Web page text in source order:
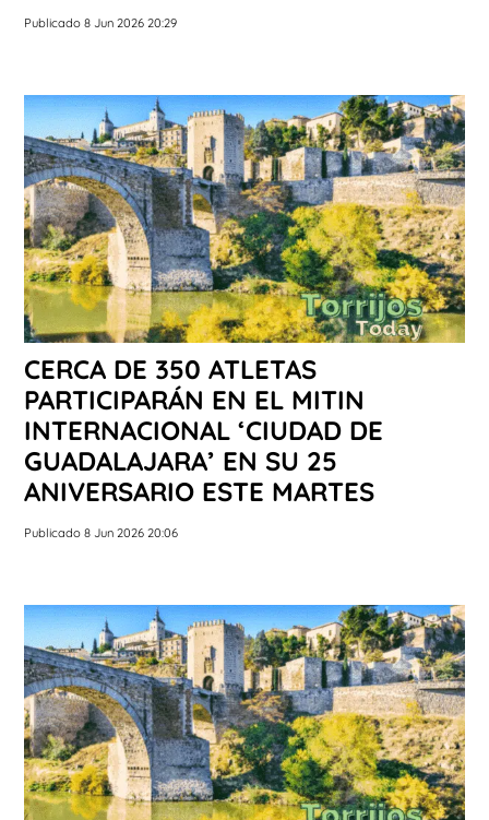
Publicado 8 Jun 2026 20:29
CERCA DE 350 ATLETAS
PARTICIPARÁN EN EL MITIN
INTERNACIONAL ‘CIUDAD DE
GUADALAJARA’ EN SU 25
ANIVERSARIO ESTE MARTES
Publicado 8 Jun 2026 20:06